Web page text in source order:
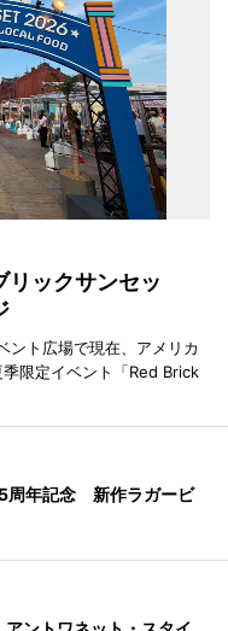
リックサンセッ
ント広場で現在、アメリカ
限定イベント「Red Brick
周年記念 新作ラガービ